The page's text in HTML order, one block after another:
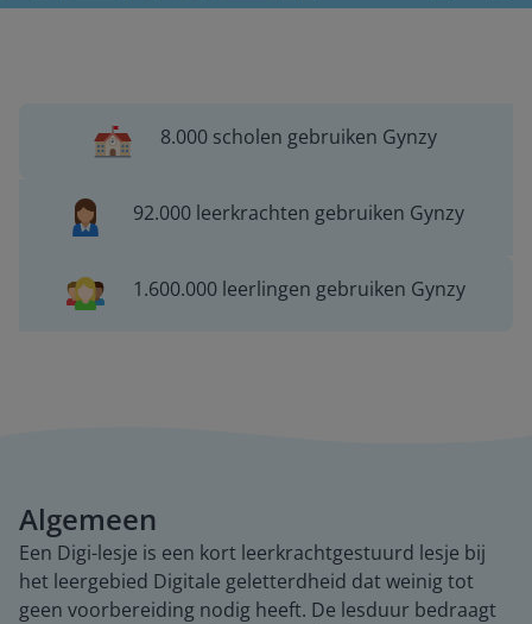
8.000 scholen gebruiken Gynzy
92.000 leerkrachten gebruiken Gynzy
1.600.000 leerlingen gebruiken Gynzy
Algemeen
Een Digi-lesje is een kort leerkrachtgestuurd lesje bij
het leergebied Digitale geletterdheid dat weinig tot
geen voorbereiding nodig heeft. De lesduur bedraagt